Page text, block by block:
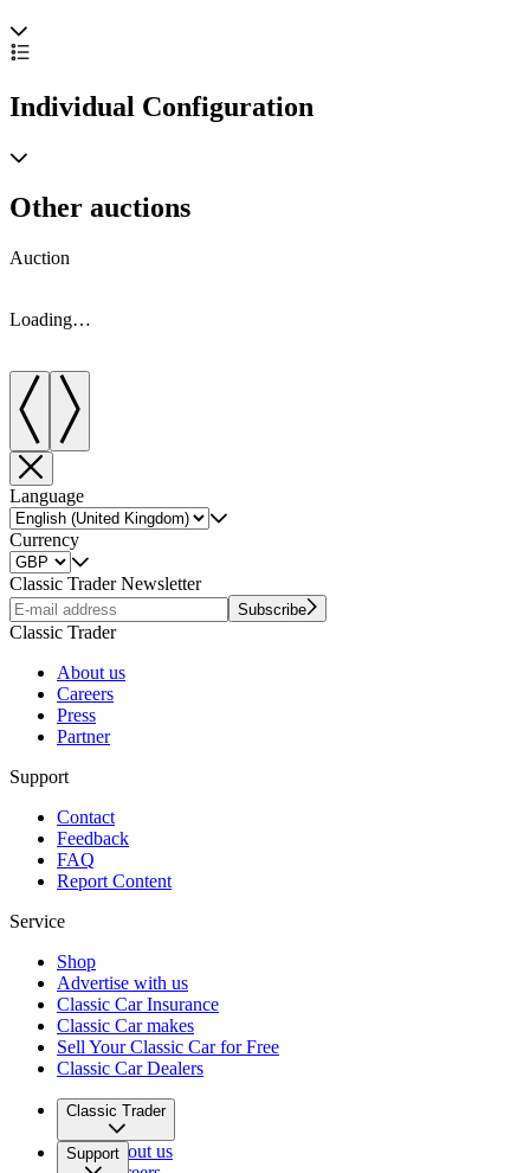
Individual Configuration
Other auctions
Auction
Loading…
Language
Currency
Classic Trader Newsletter
Subscribe
Classic Trader
About us
Careers
Press
Partner
Support
Contact
Feedback
FAQ
Report Content
Service
Shop
Advertise with us
Classic Car Insurance
Classic Car makes
Sell Your Classic Car for Free
Classic Car Dealers
Classic Trader
About us
Support